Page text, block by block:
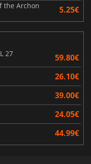
the Archon 5.25€
27
59.80€
26.10€
39.00€
24.05€
44.99€